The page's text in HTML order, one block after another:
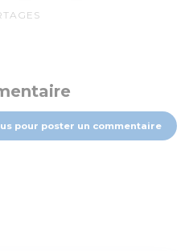
pour poster un commentaire